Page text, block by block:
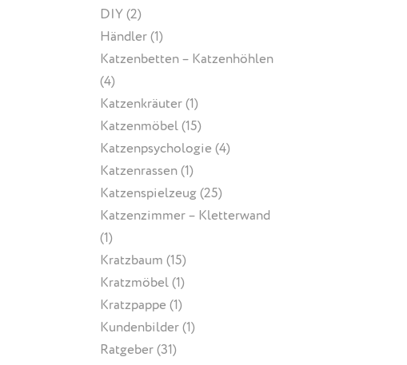
DIY (2)
Händler(1)
Katzenbetten – Katzenhöhlen
(4)
Katzenkräuter(1)
Katzenmöbel(15)
Katzenpsychologie (4)
Katzenrassen(1)
Katzenspielzeug(25)
Katzenzimmer – Kletterwand
(1)
Kratzbaum (15)
Kratzmöbel(1)
Kratzpappe (1)
Kundenbilder(1)
Ratgeber(31)